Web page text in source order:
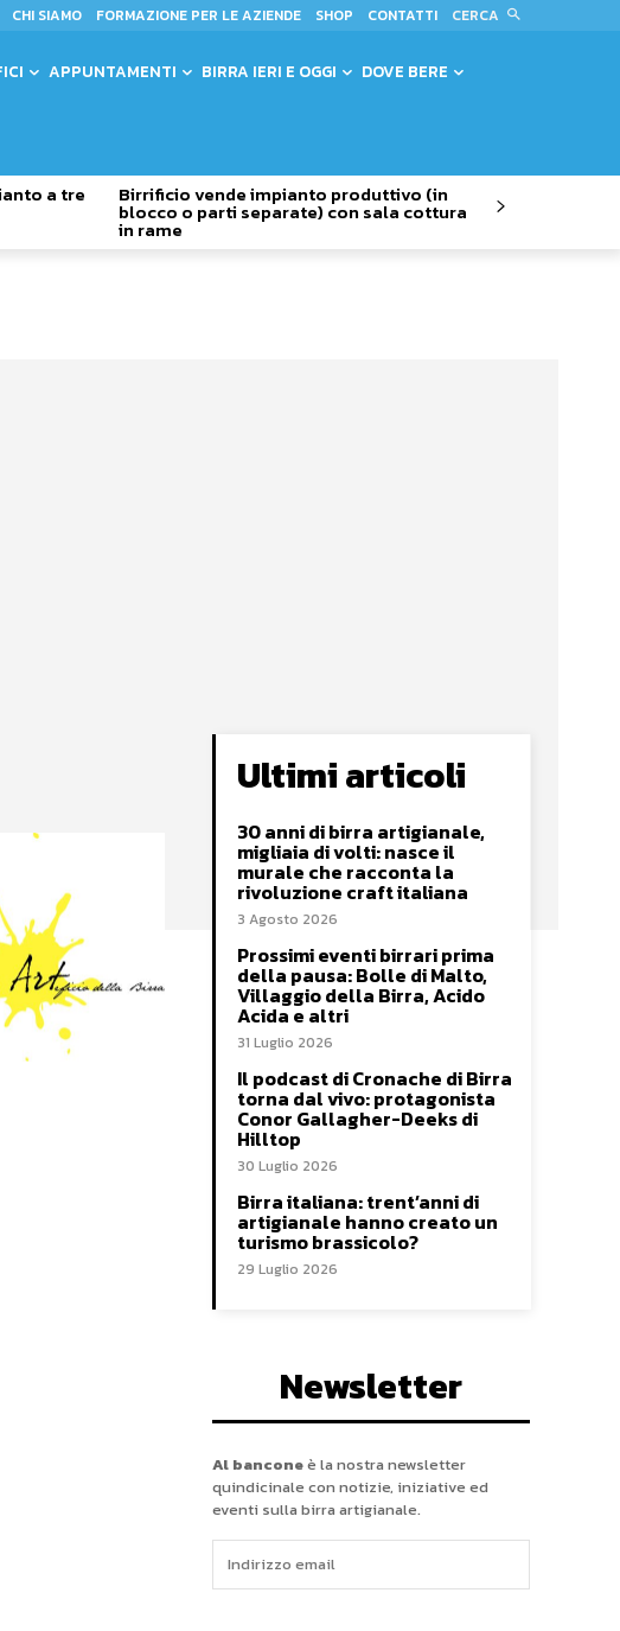
CHI SIAMO FORMAZIONE PER LE AZIENDE SHOP CONTATTI CERCA
APPUNTAMENTI BIRRA IERI E OGGI DOVE BERE
a tre Birrificio vende impianto produttivo (in
blocco o parti separate) con sala cottura
in rame
Ultimi articoli
30 anni di birra artigianale,
migliaia di volti: nasce il
murale che racconta la
rivoluzione craft italiana
3 Agosto 2026
Prossimi eventi birrari prima
della pausa: Bolle di Malto,
Villaggio della Birra, Acido
Acida e altri
31 Luglio 2026
Il podcast di Cronache di Birra
torna dal vivo: protagonista
Conor Gallagher-Deeks di
Hilltop
30 Luglio 2026
Birra italiana: trent’anni di
artigianale hanno creato un
turismo brassicolo?
29 Luglio 2026
Newsletter
Al banconeè la nostra newsletter
quindicinale con notizie, iniziative ed
eventi sulla birra artigianale.